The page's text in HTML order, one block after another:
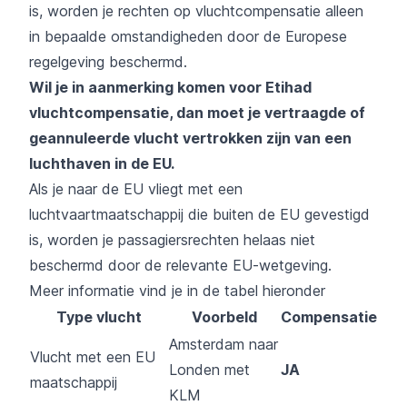
is, worden je rechten op vluchtcompensatie alleen
in bepaalde omstandigheden door de Europese
regelgeving beschermd.
Wil je in aanmerking komen voor Etihad
vluchtcompensatie, dan moet je vertraagde of
geannuleerde vlucht vertrokken zijn van een
luchthaven in de EU.
Als je naar de EU vliegt met een
luchtvaartmaatschappij die buiten de EU gevestigd
is, worden je passagiersrechten helaas niet
beschermd door de relevante EU-wetgeving.
Meer informatie vind je in de tabel hieronder
Type vlucht
Voorbeld Compensatie
Vlucht met een EU
maatschappij
Amsterdam naar
Londen met
KLM
JA